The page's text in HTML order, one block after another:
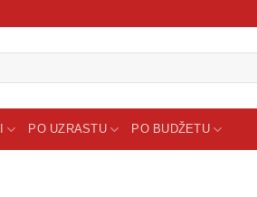
PO UZRASTU PO BUDŽETU